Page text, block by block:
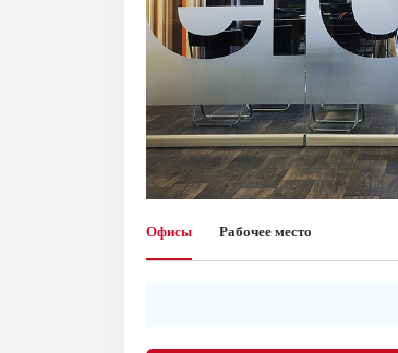
Офисы Рабочее место